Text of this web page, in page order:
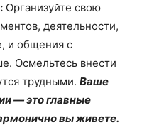
Организуйте свою
деятельности,
и общения с
Осмельтесь внести
трудными. Ваше
— это главные
вы живете.